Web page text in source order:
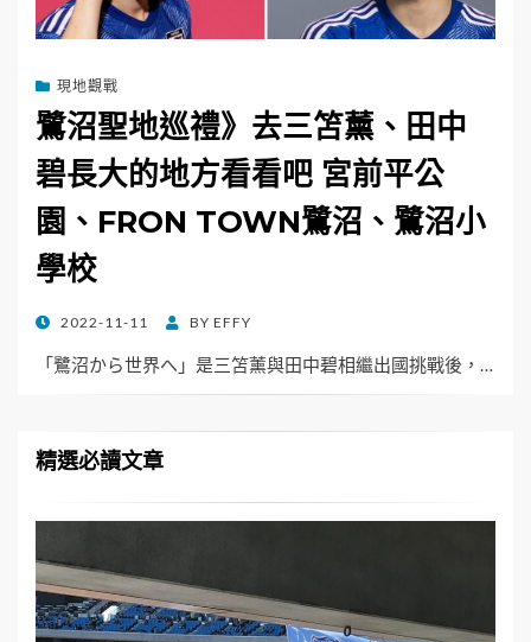
現地觀戰
鷺沼聖地巡禮》去三笘薰、田中
碧長大的地方看看吧 宮前平公
園、FRON TOWN鷺沼、鷺沼小
學校
POSTED
2022-11-11 BY EFFY
「鷺沼から世界へ」是三笘薰與田中碧相繼出國挑戰後，…
精選必讀文章